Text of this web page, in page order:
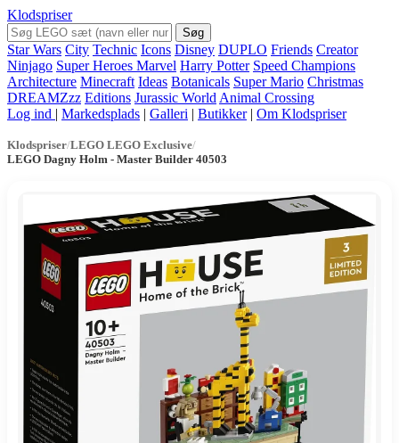
Klodspriser
Søg
Star Wars City Technic Icons Disney DUPLO Friends Creator
Ninjago Super Heroes Marvel Harry Potter Speed Champions
Architecture Minecraft Ideas Botanicals Super Mario Christmas
DREAMZzz Editions Jurassic World Animal Crossing
Log ind | Markedsplads | Galleri | Butikker | Om Klodspriser
Klodspriser/LEGO LEGO Exclusive/
LEGO Dagny Holm - Master Builder 40503